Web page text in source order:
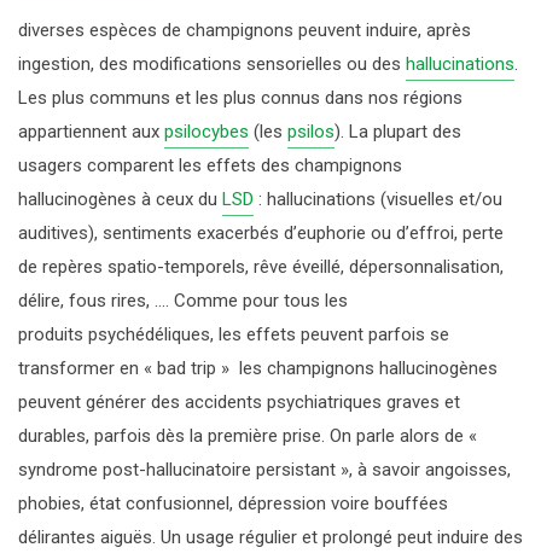
MÉDICAMENTS
PROTOXYDE D’AZOTE
TRAVAIL ATERNATIF PAYÉ À LA JOURNÉE
LE CAP
HISTORIQUE
ORGANISATION
ACTIVITÉS ET CHIFFRES CLÉS
PARTENAIRES
J’AI BESOIN D’AIDE
diverses espèces de champignons peuvent induire, après
ingestion, des modifications sensorielles ou des hallucinations
Les plus communs et les plus connus dans nos régions
appartiennent aux psilocybes (les psilos). La plupart des
usagers comparent les effets des champignons
hallucinogènes à ceux du LSD : hallucinations (visuelles et/ou
auditives), sentiments exacerbés d’euphorie ou d’effroi, perte
de repères spatio-temporels, rêve éveillé, dépersonnalisation,
délire, fous rires, …. Comme pour tous les
produits psychédéliques, les effets peuvent parfois se
transformer en « bad trip » les champignons hallucinogènes
peuvent générer des accidents psychiatriques graves et
durables, parfois dès la première prise. On parle alors de «
syndrome post-hallucinatoire persistant », à savoir angoisses,
phobies, état confusionnel, dépression voire bouffées
délirantes aiguës. Un usage régulier et prolongé peut induire des